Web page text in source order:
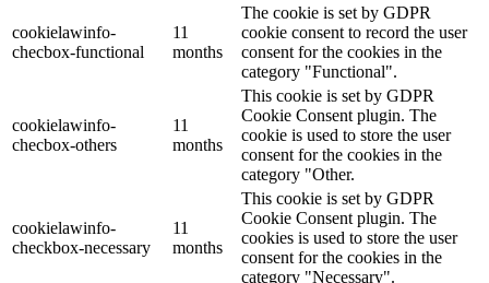
cookielawinfo-
checbox-functional
11
months
The cookie is set by GDPR
cookie consent to record the user
consent for the cookies in the
category "Functional".
cookielawinfo-
checbox-others
11
months
This cookie is set by GDPR
Cookie Consent plugin. The
cookie is used to store the user
consent for the cookies in the
category "Other.
cookielawinfo-
checkbox-necessary
11
months
This cookie is set by GDPR
Cookie Consent plugin. The
cookies is used to store the user
consent for the cookies in the
category "Necessary".